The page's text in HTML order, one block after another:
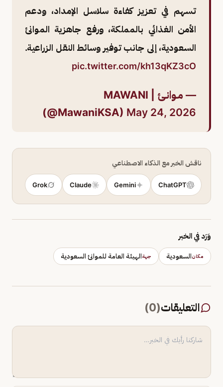
تسهم في تعزيز كفاءة سلاسل الإمداد، ودعم
الأمن الغذائي بالمملكة، ورفع جاهزية الموانئ
السعودية، إلى جانب توفير وسائط النقل الزراعية.
pic.twitter.com/kh13qKZ3cO
— مـوانـئ | MAWANI
(@MawaniKSA) May 24, 2026
ناقش الخبر مع الذكاء الاصطناعي
ChatGPT
Gemini
Claude
Grok
وَرَد في الخبر
مكانالسعودية جهةالهيئة العامة للموانئ السعودية
التعليقات(
0
)